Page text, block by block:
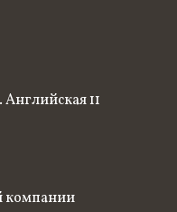
11
компании